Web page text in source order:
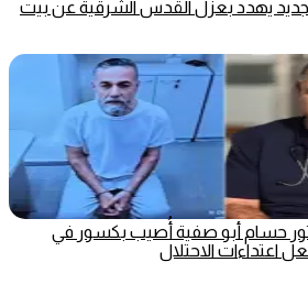
يهدد بعزل القدس الشرقية عن بيت
حسام أبو صفية أُصيب بكسور في
اعتداءات الاحتلال